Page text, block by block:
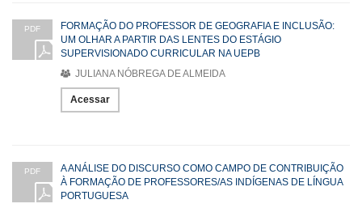
PDF
FORMAÇÃO DO PROFESSOR DE GEOGRAFIA E INCLUSÃO:
UM OLHAR A PARTIR DAS LENTES DO ESTÁGIO
SUPERVISIONADO CURRICULAR NA UEPB
JULIANA NÓBREGA DE ALMEIDA
Acessar
PDF
A ANÁLISE DO DISCURSO COMO CAMPO DE CONTRIBUIÇÃO
À FORMAÇÃO DE PROFESSORES/AS INDÍGENAS DE LÍNGUA
PORTUGUESA